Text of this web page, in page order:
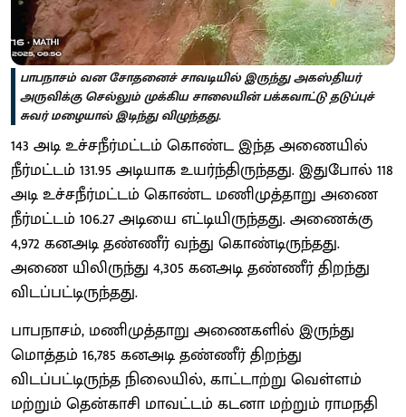
பாபநாசம் வன சோதனைச் சாவடியில் இருந்து அகஸ்தியர்
அருவிக்கு செல்லும் முக்கிய சாலையின் பக்கவாட்டு தடுப்புச்
சுவர் மழையால் இடிந்து விழுந்தது.
143 அடி உச்சநீர்மட்டம் கொண்ட இந்த அணையில்
நீர்மட்டம் 131.95 அடியாக உயர்ந்திருந்தது. இதுபோல் 118
அடி உச்சநீர்மட்டம் கொண்ட மணிமுத்தாறு அணை
நீர்மட்டம் 106.27 அடியை எட்டியிருந்தது. அணைக்கு
4,972 கனஅடி தண்ணீர் வந்து கொண்டிருந்தது.
அணை யிலிருந்து 4,305 கனஅடி தண்ணீர் திறந்து
விடப்பட்டிருந்தது.
பாபநாசம், மணிமுத்தாறு அணைகளில் இருந்து
மொத்தம் 16,785 கனஅடி தண்ணீர் திறந்து
விடப்பட்டிருந்த நிலையில், காட்டாற்று வெள்ளம்
மற்றும் தென்காசி மாவட்டம் கடனா மற்றும் ராமநதி